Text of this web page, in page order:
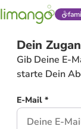
Dein
Gib Deine E-
starte Dein
E-Mail *